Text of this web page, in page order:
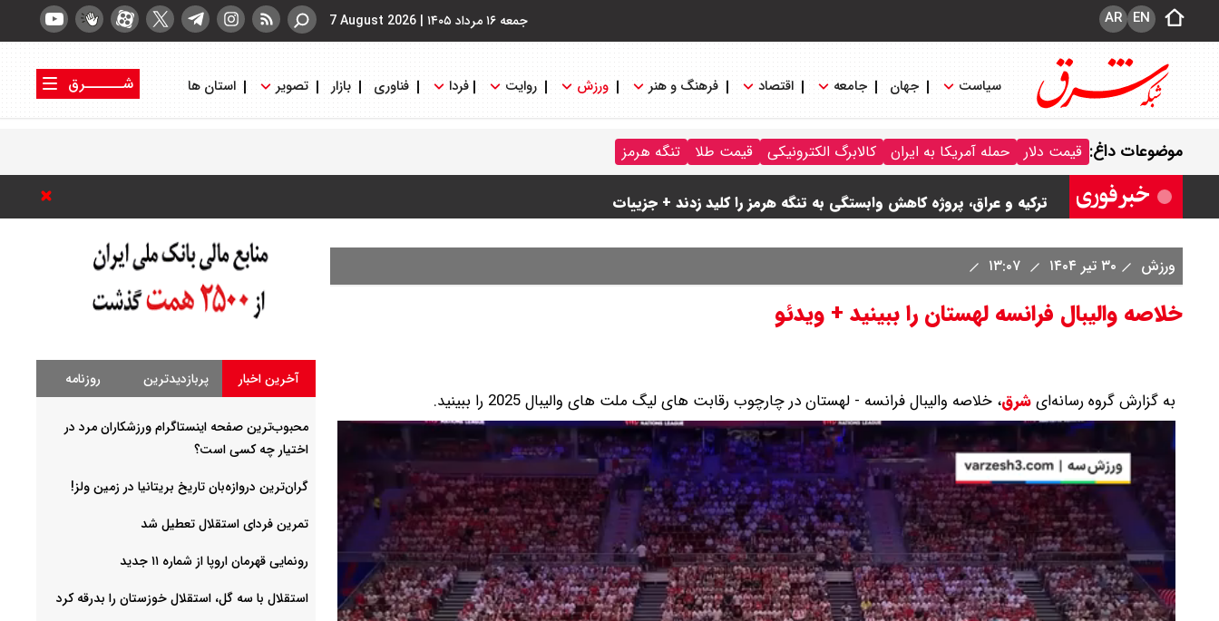
جمعه ۱۶ مرداد ۱۴۰۵ |
7 August 2026 EN
AR
سیاست جهان جامعه اقتصاد فرهنگ و هنر ورزش روایت فردا فناوری بازار تصویر استان ها
شــــــرق
موضوعات داغ: قیمت دلار حمله آمریکا به ایران کالابرگ الکترونیکی قیمت طلا
تنگه هرمز
ورزش
۳۰ تیر ۱۴۰۴
خلاصه والیبال فرانسه لهستان را ببینید + ویدئو
به گزارش گروه رسانه‌ایشرق، خلاصه والیبال فرانسه - لهستان در چارچوب رقابت های لیگ ملت های والیبال 2025 را ببینید.
آخرین اخبار پربازدیدترین روزنامه
محبوب‌ترین صفحه اینستاگرام ورزشکاران مرد در
اختیار چه کسی است؟
گران‌ترین دروازه‌بان تاریخ بریتانیا در زمین ولز!
تمرین فردای استقلال تعطیل شد
رونمایی قهرمان اروپا از شماره ۱۱ جدید
استقلال با سه گل، استقلال خوزستان را بدرقه کرد